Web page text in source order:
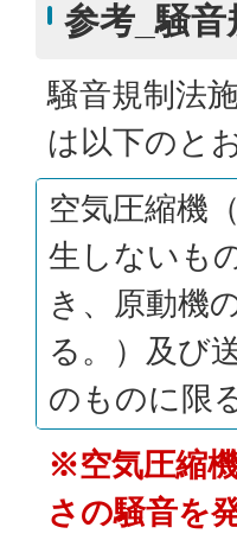
参考_騒
騒音規制法
は以下のと
空気圧縮機
生しないも
き、原動機
る。）及び
のものに限
※空気圧縮
さの騒音を